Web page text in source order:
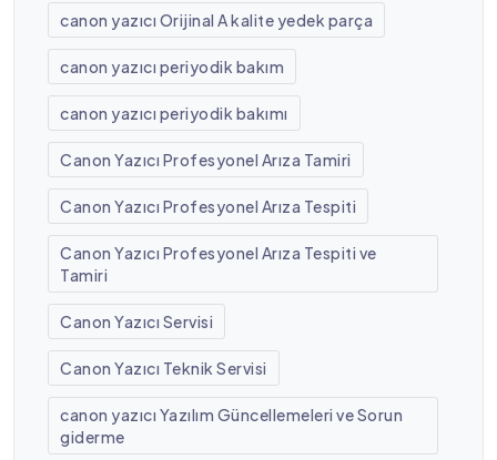
canon yazıcı Orijinal A kalite yedek parça
canon yazıcı periyodik bakım
canon yazıcı periyodik bakımı
Canon Yazıcı Profesyonel Arıza Tamiri
Canon Yazıcı Profesyonel Arıza Tespiti
Canon Yazıcı Profesyonel Arıza Tespiti ve
Tamiri
Canon Yazıcı Servisi
Canon Yazıcı Teknik Servisi
canon yazıcı Yazılım Güncellemeleri ve Sorun
giderme